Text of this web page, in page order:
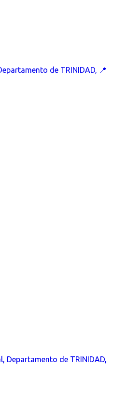
de TRINIDAD, 📍
Departamento de TRINIDAD,